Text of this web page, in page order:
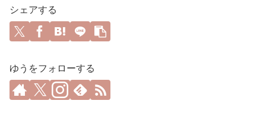
シェアする
ゆうをフォローする